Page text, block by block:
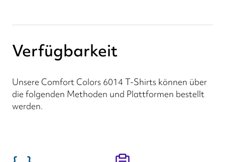
Verfügbarkeit
Unsere Comfort Colors 6014 T-Shirts können über
die folgenden Methoden und Plattformen bestellt
werden.